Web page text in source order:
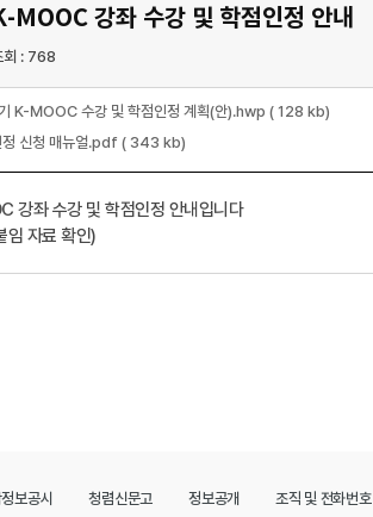
강좌 수강 및 학점인정 안내
회 : 768
K-MOOC 수강 및 학점인정 계획(안).hwp ( 128 kb)
신청 매뉴얼.pdf ( 343 kb)
강좌 수강 및 학점인정 안내입니다
임 자료 확인)
보공시 청렴신문고 정보공개 조직 및 전화번호